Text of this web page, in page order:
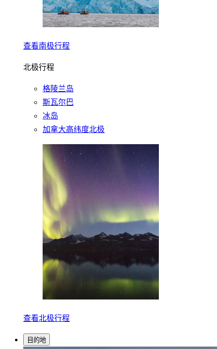
查看南极行程
北极行程
格陵兰岛
斯瓦尔巴
冰岛
加拿大高纬度北极
查看北极行程
目的地